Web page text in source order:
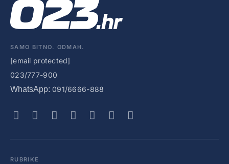
SAMO BITNO. ODMAH.
[email protected]
023/777-900
WhatsApp: 091/6666-888
RUBRIKE